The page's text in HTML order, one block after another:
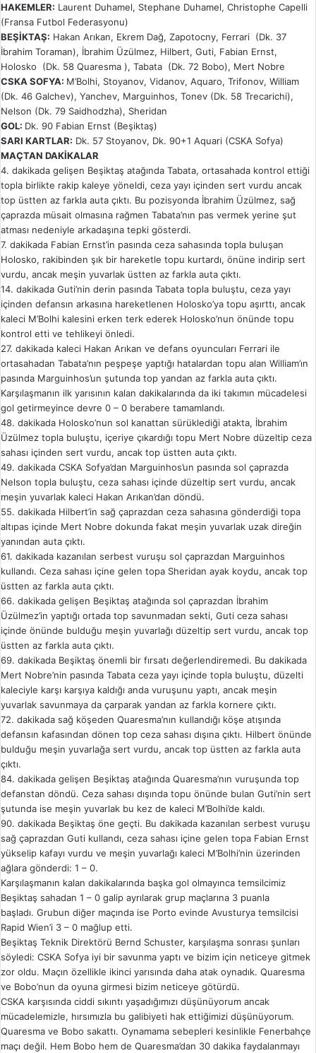
HAKEMLER: Laurent Duhamel, Stephane Duhamel, Christophe Capelli
(Fransa Futbol Federasyonu)
BEŞİKTAŞ: Hakan Arıkan, Ekrem Dağ, Zapotocny, Ferrari (Dk. 37
İbrahim Toraman), İbrahim Üzülmez, Hilbert, Guti, Fabian Ernst,
Holosko (Dk. 58 Quaresma ), Tabata (Dk. 72 Bobo), Mert Nobre
CSKA SOFYA: M’Bolhi, Stoyanov, Vidanov, Aquaro, Trifonov, William
(Dk. 46 Galchev), Yanchev, Marguinhos, Tonev (Dk. 58 Trecarichi),
Nelson (Dk. 79 Saidhodzha), Sheridan
GOL: Dk. 90 Fabian Ernst (Beşiktaş)
SARI KARTLAR: Dk. 57 Stoyanov, Dk. 90+1 Aquari (CSKA Sofya)
MAÇTAN DAKİKALAR
4. dakikada gelişen Beşiktaş atağında Tabata, ortasahada kontrol ettiği
topla birlikte rakip kaleye yöneldi, ceza yayı içinden sert vurdu ancak
top üstten az farkla auta çıktı. Bu pozisyonda İbrahim Üzülmez, sağ
çaprazda müsait olmasına rağmen Tabata’nın pas vermek yerine şut
atması nedeniyle arkadaşına tepki gösterdi.
7. dakikada Fabian Ernst’in pasında ceza sahasında topla buluşan
Holosko, rakibinden şık bir hareketle topu kurtardı, önüne indirip sert
vurdu, ancak meşin yuvarlak üstten az farkla auta çıktı.
14. dakikada Guti’nin derin pasında Tabata topla buluştu, ceza yayı
içinden defansın arkasına hareketlenen Holosko’ya topu aşırttı, ancak
kaleci M’Bolhi kalesini erken terk ederek Holosko’nun önünde topu
kontrol etti ve tehlikeyi önledi.
27. dakikada kaleci Hakan Arıkan ve defans oyuncuları Ferrari ile
ortasahadan Tabata’nın peşpeşe yaptığı hatalardan topu alan William’ın
pasında Marguinhos’un şutunda top yandan az farkla auta çıktı.
Karşılaşmanın ilk yarısının kalan dakikalarında da iki takımın mücadelesi
gol getirmeyince devre 0 – 0 berabere tamamlandı.
48. dakikada Holosko’nun sol kanattan sürüklediği atakta, İbrahim
Üzülmez topla buluştu, içeriye çıkardığı topu Mert Nobre düzeltip ceza
sahası içinden sert vurdu, ancak top üstten auta çıktı.
49. dakikada CSKA Sofya’dan Marguinhos’un pasında sol çaprazda
Nelson topla buluştu, ceza sahası içinde düzeltip sert vurdu, ancak
meşin yuvarlak kaleci Hakan Arıkan’dan döndü.
55. dakikada Hilbert’in sağ çaprazdan ceza sahasına gönderdiği topa
altıpas içinde Mert Nobre dokunda fakat meşin yuvarlak uzak direğin
yanından auta çıktı.
61. dakikada kazanılan serbest vuruşu sol çaprazdan Marguinhos
kullandı. Ceza sahası içine gelen topa Sheridan ayak koydu, ancak top
üstten az farkla auta çıktı.
66. dakikada gelişen Beşiktaş atağında sol çaprazdan İbrahim
Üzülmez’in yaptığı ortada top savunmadan sekti, Guti ceza sahası
içinde önünde bulduğu meşin yuvarlağı düzeltip sert vurdu, ancak top
üstten az farkla auta çıktı.
69. dakikada Beşiktaş önemli bir fırsatı değerlendiremedi. Bu dakikada
Mert Nobre’nin pasında Tabata ceza yayı içinde topla buluştu, düzelti
kaleciyle karşı karşıya kaldığı anda vuruşunu yaptı, ancak meşin
yuvarlak savunmaya da çarparak yandan az farkla kornere çıktı.
72. dakikada sağ köşeden Quaresma’nın kullandığı köşe atışında
defansın kafasından dönen top ceza sahası dışına çıktı. Hilbert önünde
bulduğu meşin yuvarlağa sert vurdu, ancak top üstten az farkla auta
çıktı.
84. dakikada gelişen Beşiktaş atağında Quaresma’nın vuruşunda top
defanstan döndü. Ceza sahası dışında topu önünde bulan Guti’nin sert
şutunda ise meşin yuvarlak bu kez de kaleci M’Bolhi’de kaldı.
90. dakikada Beşiktaş öne geçti. Bu dakikada kazanılan serbest vuruşu
sağ çaprazdan Guti kullandı, ceza sahası içine gelen topa Fabian Ernst
yükselip kafayı vurdu ve meşin yuvarlağı kaleci M’Bolhi’nin üzerinden
ağlara gönderdi: 1 – 0.
Karşılaşmanın kalan dakikalarında başka gol olmayınca temsilcimiz
Beşiktaş sahadan 1 – 0 galip ayrılarak grup maçlarına 3 puanla
başladı. Grubun diğer maçında ise Porto evinde Avusturya temsilcisi
Rapid Wien’i 3 – 0 mağlup etti.
Beşiktaş Teknik Direktörü Bernd Schuster, karşılaşma sonrası şunları
söyledi: CSKA Sofya iyi bir savunma yaptı ve bizim için neticeye gitmek
zor oldu. Maçın özellikle ikinci yarısında daha atak oynadık. Quaresma
ve Bobo’nun da oyuna girmesi bizim neticeye götürdü.
CSKA karşısında ciddi sıkıntı yaşadığımızı düşünüyorum ancak
mücadelemizle, hırsımızla bu galibiyeti hak ettiğimizi düşünüyorum.
Quaresma ve Bobo sakattı. Oynamama sebepleri kesinlikle Fenerbahçe
maçı değil. Hem Bobo hem de Quaresma’dan 30 dakika faydalanmayı